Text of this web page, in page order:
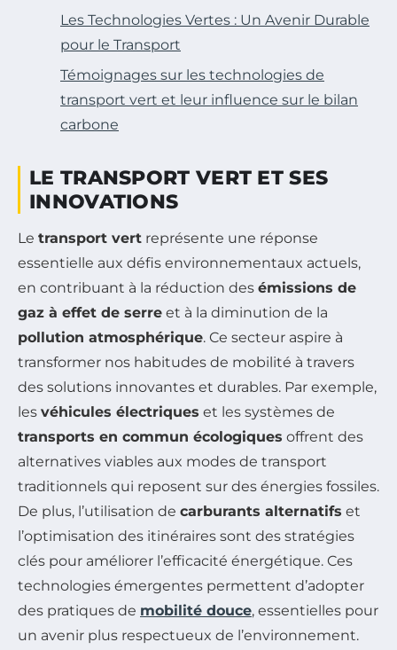
Les Technologies Vertes : Un Avenir Durable
pour le Transport
Témoignages sur les technologies de
transport vert et leur influence sur le bilan
carbone
LE TRANSPORT VERT ET SES
INNOVATIONS
Le transport vert représente une réponse
essentielle aux défis environnementaux actuels,
en contribuant à la réduction des émissions de
gaz à effet de serre et à la diminution de la
pollution atmosphérique. Ce secteur aspire à
transformer nos habitudes de mobilité à travers
des solutions innovantes et durables. Par exemple,
les véhicules électriques et les systèmes de
transports en commun écologiques offrent des
alternatives viables aux modes de transport
traditionnels qui reposent sur des énergies fossiles.
De plus, l’utilisation de carburants alternatifs et
l’optimisation des itinéraires sont des stratégies
clés pour améliorer l’efficacité énergétique. Ces
technologies émergentes permettent d’adopter
des pratiques de mobilité douce, essentielles pour
un avenir plus respectueux de l’environnement.